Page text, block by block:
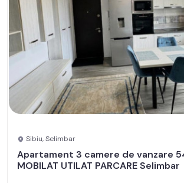
Sibiu, Selimbar
Apartament 3 camere de vanzare
MOBILAT UTILAT PARCARE Selimbar